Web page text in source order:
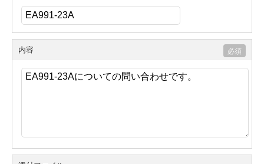
内容